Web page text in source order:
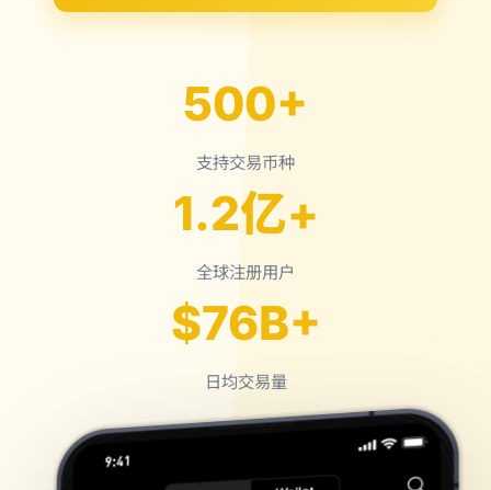
500+
支持交易币种
1.2亿+
全球注册用户
$76B+
日均交易量